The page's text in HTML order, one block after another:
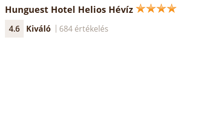
Hunguest Hotel Helios Hévíz
4.6 Kiváló 684 értékelés